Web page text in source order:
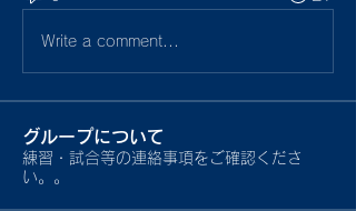
Write a comment...
グループについて
練習・試合等の連絡事項をご確認くださ
い。。